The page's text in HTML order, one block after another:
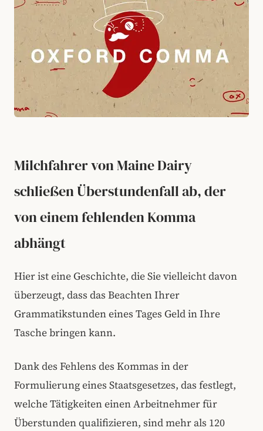
Milchfahrer von Maine Dairy
schließen Überstundenfall ab, der
von einem fehlenden Komma
abhängt
Hier ist eine Geschichte, die Sie vielleicht davon
überzeugt, dass das Beachten Ihrer
Grammatikstunden eines Tages Geld in Ihre
Tasche bringen kann.
Dank des Fehlens des Kommas in der
Formulierung eines Staatsgesetzes, das festlegt,
welche Tätigkeiten einen Arbeitnehmer für
Überstunden qualifizieren, sind mehr als 120